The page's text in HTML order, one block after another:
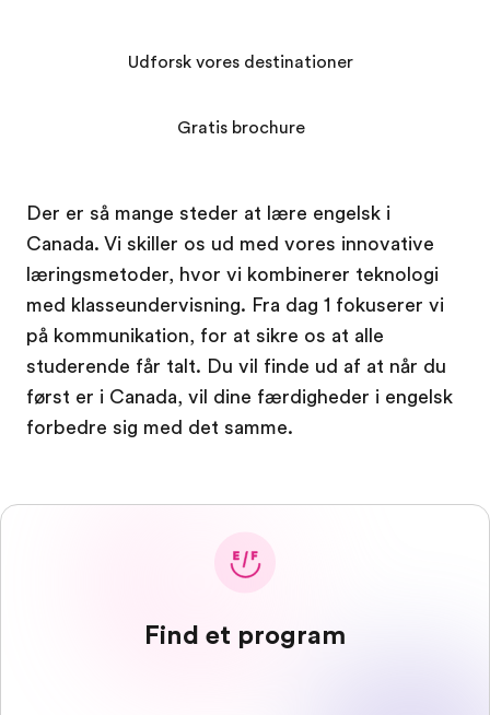
Der er så mange steder at lære engelsk i
Canada. Vi skiller os ud med vores innovative
læringsmetoder, hvor vi kombinerer teknologi
med klasseundervisning. Fra dag 1 fokuserer vi
på kommunikation, for at sikre os at alle
studerende får talt. Du vil finde ud af at når du
først er i Canada, vil dine færdigheder i engelsk
forbedre sig med det samme.
Udforsk vores destinationer
Gratis brochure
Find et program